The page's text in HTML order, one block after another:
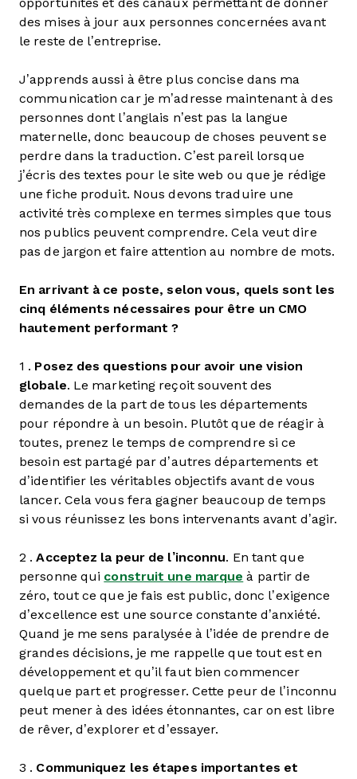
opportunités et des canaux permettant de donner
des mises à jour aux personnes concernées avant
le reste de l’entreprise.
J’apprends aussi à être plus concise dans ma
communication car je m’adresse maintenant à des
personnes dont l’anglais n’est pas la langue
maternelle, donc beaucoup de choses peuvent se
perdre dans la traduction. C’est pareil lorsque
j’écris des textes pour le site web ou que je rédige
une fiche produit. Nous devons traduire une
activité très complexe en termes simples que tous
nos publics peuvent comprendre. Cela veut dire
pas de jargon et faire attention au nombre de mots.
En arrivant à ce poste, selon vous, quels sont les
cinq éléments nécessaires pour être un CMO
hautement performant ?
1 . Posez des questions pour avoir une vision
globale. Le marketing reçoit souvent des
demandes de la part de tous les départements
pour répondre à un besoin. Plutôt que de réagir à
toutes, prenez le temps de comprendre si ce
besoin est partagé par d’autres départements et
d’identifier les véritables objectifs avant de vous
lancer. Cela vous fera gagner beaucoup de temps
si vous réunissez les bons intervenants avant d’agir.
2 .Acceptez la peur de l’inconnu. En tant que
personne qui construit une marque à partir de
zéro, tout ce que je fais est public, donc l’exigence
d’excellence est une source constante d’anxiété.
Quand je me sens paralysée à l’idée de prendre de
grandes décisions, je me rappelle que tout est en
développement et qu’il faut bien commencer
quelque part et progresser. Cette peur de l’inconnu
peut mener à des idées étonnantes, car on est libre
de rêver, d’explorer et d’essayer.
3 . Communiquez les étapes importantes et